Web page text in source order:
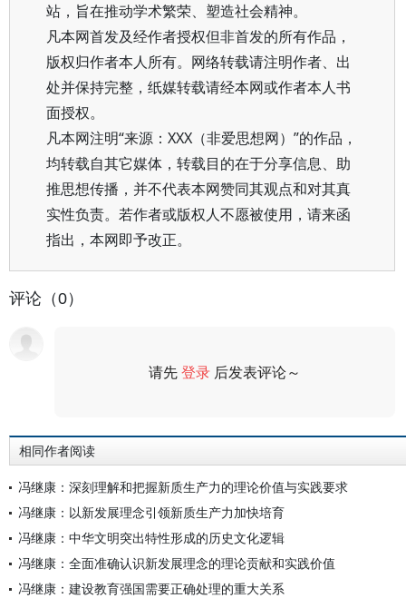
站，旨在推动学术繁荣、塑造社会精神。
凡本网首发及经作者授权但非首发的所有作品，
版权归作者本人所有。网络转载请注明作者、出
处并保持完整，纸媒转载请经本网或作者本人书
面授权。
凡本网注明“来源：XXX（非爱思想网）”的作品，
均转载自其它媒体，转载目的在于分享信息、助
推思想传播，并不代表本网赞同其观点和对其真
实性负责。若作者或版权人不愿被使用，请来函
指出，本网即予改正。
评论（0）
请先登录 后发表评论～
相同作者阅读
冯继康：深刻理解和把握新质生产力的理论价值与实践要求
冯继康：以新发展理念引领新质生产力加快培育
冯继康：中华文明突出特性形成的历史文化逻辑
冯继康：全面准确认识新发展理念的理论贡献和实践价值
冯继康：建设教育强国需要正确处理的重大关系